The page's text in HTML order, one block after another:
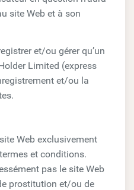
site Web et à son
et/ou gérer qu’un
Limited (express
et/ou la
Web exclusivement
et conditions.
pas le site Web
prostitution et/ou de